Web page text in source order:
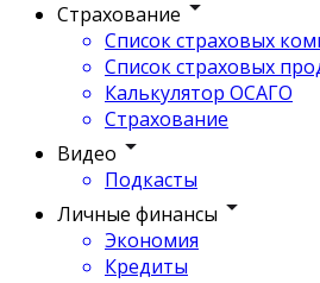
Страхование
Список страховых
Список страховых
Калькулятор ОСАГО
Страхование
Видео
Подкасты
Личные финансы
Экономия
Кредиты